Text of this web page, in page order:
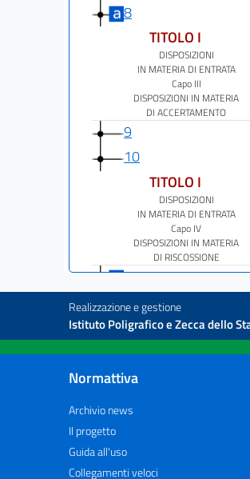
8
TITOLO I
DISPOSIZIONI
IN MATERIA DI ENTRATA
Capo III
DISPOSIZIONI IN MATERIA
DI ACCERTAMENTO
9
10
TITOLO I
DISPOSIZIONI
IN MATERIA DI ENTRATA
Capo IV
DISPOSIZIONI IN MATERIA
DI RISCOSSIONE
11
12
13
14
15
18
Realizzazione e gestione
Istituto Poligrafico e Zecca dello
Normattiva
Archivio news
Il progetto
Guida all'uso
Collegamenti veloci